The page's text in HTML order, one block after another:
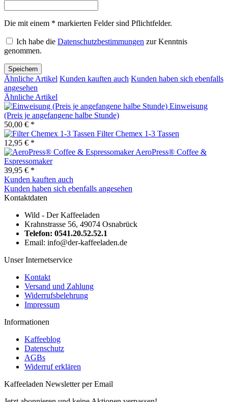
Die mit einem * markierten Felder sind Pflichtfelder.
Ich habe die Datenschutzbestimmungen zur Kenntnis
genommen.
Speichern
Ähnliche Artikel Kunden kauften auch Kunden haben sich ebenfalls
angesehen
Ähnliche Artikel
Einweisung
(Preis je angefangene halbe Stunde)
50,00 € *
Filter Chemex 1-3 Tassen
12,95 € *
AeroPress® Coffee &
Espressomaker
39,95 € *
Kunden kauften auch
Kunden haben sich ebenfalls angesehen
Kontaktdaten
Wild - Der Kaffeeladen
Krahnstrasse 56, 49074 Osnabrück
Telefon: 0541.20.52.52.1
Email: info@der-kaffeeladen.de
Unser Internetservice
Kontakt
Versand und Zahlung
Widerrufsbelehrung
Impressum
Informationen
Kaffeeblog
Datenschutz
AGBs
Widerruf erklären
Kaffeeladen Newsletter per Email